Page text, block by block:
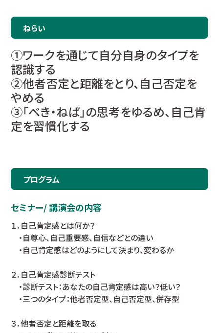
ねらい
①ワークを通じて自分自身のタイプを
認識する
②他者否定と距離をとり、自己否定を
やめる
③「べき・ねば」の思考をゆるめ、自己肯
定を習慣化する
プログラム
セミナー/ 講演会の内容
１．自己肯定感とは何か？
・自尊心、自己重要感、自信などとの違い
・自己肯定感はどのようにして決まり、変わるか
２．自己肯定感診断テスト
・診断テスト：あなたの自己肯定感は高い？低い？
・三つのタイプ：他者否定型、自己否定型、併存型
３．他者否定と距離を取る